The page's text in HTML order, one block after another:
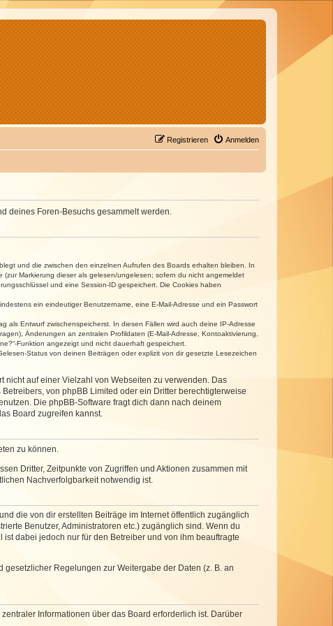
Anmelden
Registrieren
deines Foren-Besuchs gesammelt werden.
und die zwischen den einzelnen Aufrufen des Boards erhalten bleiben. In
Markierung dieser als gelesen/ungelesen; sofern du nicht angemeldet
und eine Session-ID gespeichert. Die Cookies haben
ein eindeutiger Benutzername, eine E-Mail-Adresse und ein Passwort
Entwurf zwischenspeicherst. In diesen Fällen wird auch deine IP-Adresse
Änderungen an zentralen Profildaten (E-Mail-Adresse, Kontoaktivierung,
Funktion angezeigt und nicht dauerhaft gespeichert.
Status von deinen Beiträgen oder explizit von dir gesetzte Lesezeichen
nicht auf einer Vielzahl von Webseiten zu verwenden. Das
von phpBB Limited oder ein Dritter berechtigterweise
Die phpBB-Software fragt dich dann nach deinem
Board zugreifen kannst.
zu können.
Dritter, Zeitpunkte von Zugriffen und Aktionen zusammen mit
Nachverfolgbarkeit notwendig ist.
die von dir erstellten Beiträge im Internet öffentlich zugänglich
Benutzer, Administratoren etc.) zugänglich sind. Wenn du
dabei jedoch nur für den Betreiber und von ihm beauftragte
Regelungen zur Weitergabe der Daten (z. B. an
Informationen über das Board erforderlich ist. Darüber